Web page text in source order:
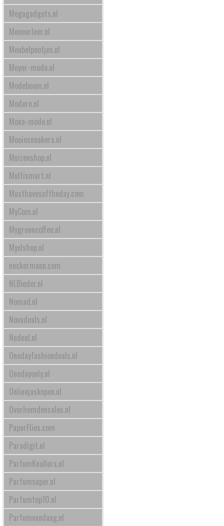
Megagadgets.nl
Meneerleer.nl
Meubelpootjes.nl
Meyer-mode.nl
Modeboom.nl
Modern.nl
Mona-mode.nl
Mooiesneakers.nl
Muizenshop.nl
Multismart.nl
Musthavesoftheday.com
MyCom.nl
Mygreencoffee.nl
Myxlshop.nl
neckermann.com
NLBieder.nl
Nomad.nl
Novadeals.nl
Nudeal.nl
Onedayfashiondeals.nl
Onedayonly.nl
Onlinejaskopen.nl
Overhemdensales.nl
PaperFlies.com
Paradigit.nl
ParfumKnallers.nl
Parfumsuper.nl
Parfumtop10.nl
Parfumvandaag.nl